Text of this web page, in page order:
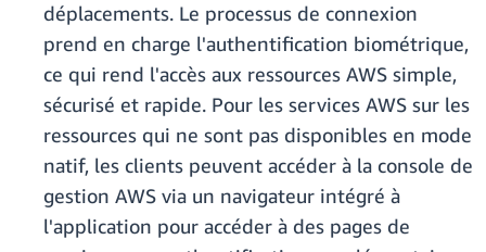
déplacements. Le processus de connexion
prend en charge l'authentification biométrique,
ce qui rend l'accès aux ressources AWS simple,
sécurisé et rapide. Pour les services AWS sur les
ressources qui ne sont pas disponibles en mode
natif, les clients peuvent accéder à la console de
gestion AWS via un navigateur intégré à
l'application pour accéder à des pages de